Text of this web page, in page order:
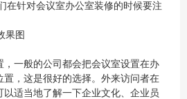
在针对会议室办公室装修的时候要注
，一般的公司都会把会议室设置在办
置，这是很好的选择。外来访问者在
适当地了解一下企业文化、企业员